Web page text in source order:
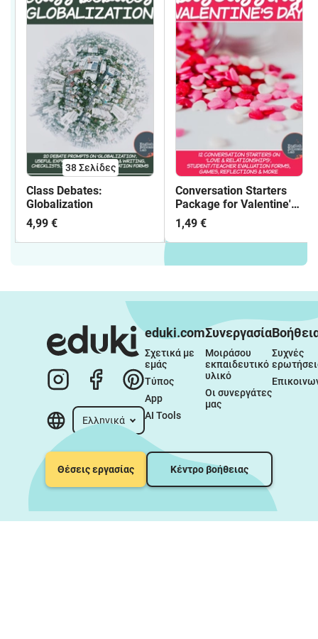
38Σελίδες
Class Debates:
Globalization
4,99 €
Conversation Starters
Package for Valentine's
Day- Activity Package
1,49 €
Ελληνικά
eduki.com
Σχετικά με
εμάς
Τύπος
App
AI Tools
Συνεργασία
Μοιράσου
εκπαιδευτικό
υλικό
Οι συνεργάτες
μας
Συχνές
Θέσεις εργασίας Κέντρο βοήθειας